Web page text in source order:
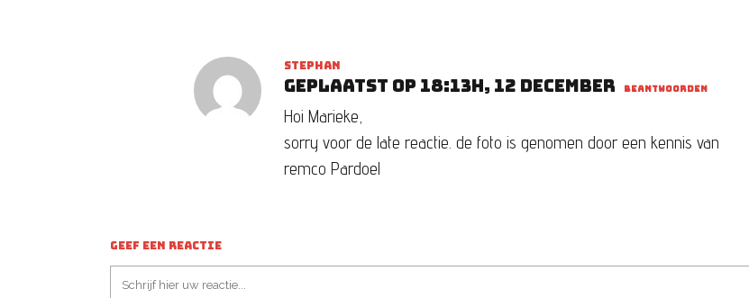
STEPHAN
Geplaatst op 18:13h, 12 december BEANTWOORDEN
Hoi Marieke,
sorry voor de late reactie. de foto is genomen door een kennis van
remco Pardoel
GEEF EEN REACTIE